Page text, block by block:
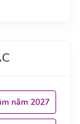
năm 2027